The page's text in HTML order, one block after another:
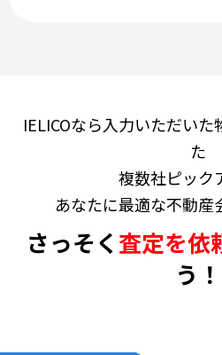
IELICOなら入力いただい
た
複数社ピック
あなたに最適な不動産
さっそく査定を依
う！